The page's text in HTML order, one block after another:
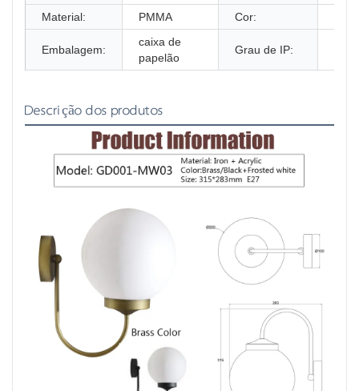
Material: PMMA Cor:
Embalagem:
caixa de
papelão
Grau de IP:
Descrição dos produtos